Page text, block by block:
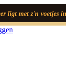
ligt met z'n voetjes